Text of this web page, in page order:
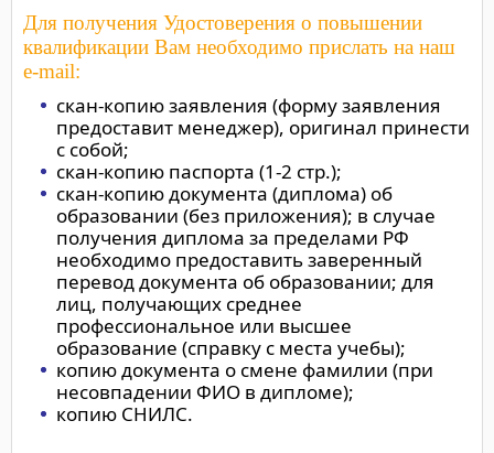
Для получения Удостоверения о повышении
квалификации Вам необходимо прислать на наш
e-mail:
скан-копию заявления (форму заявления
предоставит менеджер), оригинал принести
с собой;
скан-копию паспорта (1-2 стр.);
скан-копию документа (диплома) об
образовании (без приложения); в случае
получения диплома за пределами РФ
необходимо предоставить заверенный
перевод документа об образовании; для
лиц, получающих среднее
профессиональное или высшее
образование (справку с места учебы);
копию документа о смене фамилии (при
несовпадении ФИО в дипломе);
копию СНИЛС.